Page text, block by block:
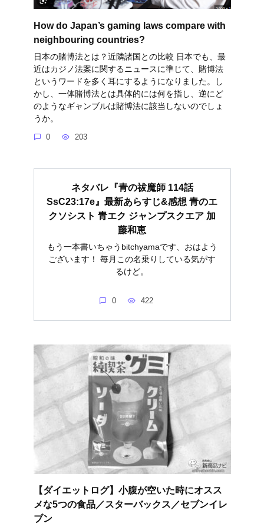
How do Japan’s gaming laws compare with
neighbouring countries?
日本の賭博法とは？近隣諸国との比較 日本でも、最
近はカジノ法案に関するニュースに準じて、賭博法
というワードを多く耳にするようになりました。し
かし、一体賭博法とは具体的には何を指し、逆にど
のようなギャンブルは賭博法に該当しないのでしょ
うか。
0 203
ネタバレ『青の祓魔師 114話
SsC23:17e』最新あらすじ&感想 青のエ
クソシスト 青エク ジャンプスクエア 加
藤和恵
もう一本書いちゃうbitchyamaです、おはよう
ございます！ 毎月この名乗りしている気がす
るけど。
0 422
【ダイエットログ】小腹が空いた時にオスス
メな5つの食品／スターバックス／セブンイレ
ブン